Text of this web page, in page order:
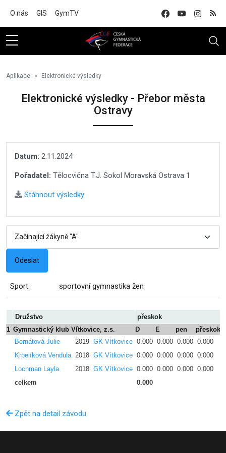
O nás GIS GymTV
Aplikace Elektronické výsledky
Elektronické výsledky - Přebor města
Ostravy
Datum: 2.11.2024
Pořadatel: Tělocvična T.J. Sokol Moravská Ostrava 1
Stáhnout výsledky
Sport: sportovní gymnastika žen
Družstvo přeskok
1 Gymnastický klub Vítkovice, z.s. D E pen přeskok
Bernátová Julie
2019 GK Vítkovice 0.000 0.000 0.000 0.000
Krpelíková Vendula 2018 GK Vítkovice 0.000 0.000 0.000 0.000
Lochman Layla
2018 GK Vítkovice 0.000 0.000 0.000 0.000
celkem
0.000
Zpět na detail závodu